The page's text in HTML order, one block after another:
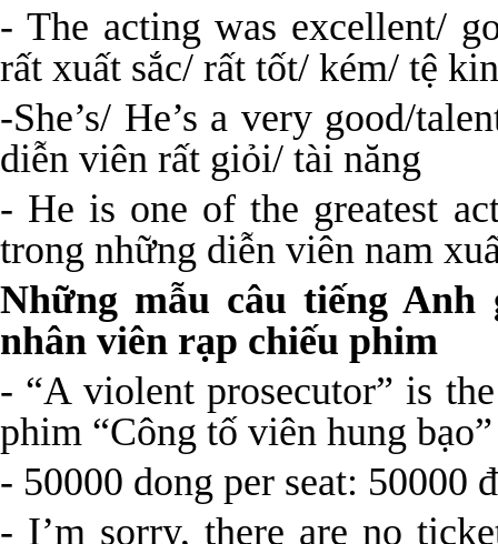
- The acting was excellent/
rất xuất sắc/ rất tốt/ kém/ tệ
-She’s/ He’s a very good/
diễn viên rất giỏi/ tài năng
- He is one of the greatest
trong những diễn viên nam
Những mẫu câu tiếng
nhân viên rạp chiếu phim
- “A violent prosecutor” is
phim “Công tố viên hung
- 50000 dong per seat: 50000
- I’m sorry, there are no